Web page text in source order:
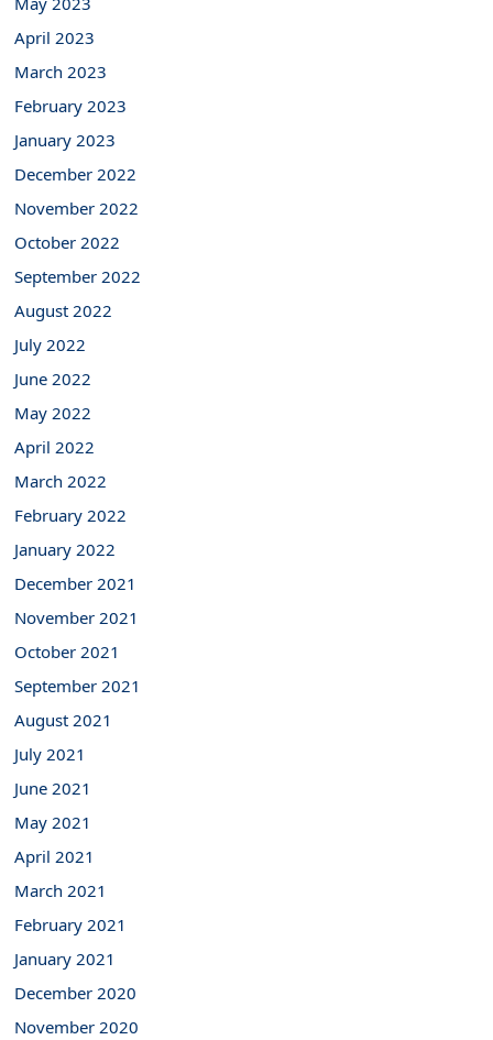
April 2023
March 2023
February 2023
January 2023
December 2022
November 2022
October 2022
September 2022
August 2022
July 2022
June 2022
May 2022
April 2022
March 2022
February 2022
January 2022
December 2021
November 2021
October 2021
September 2021
August 2021
July 2021
June 2021
May 2021
April 2021
March 2021
February 2021
January 2021
December 2020
November 2020